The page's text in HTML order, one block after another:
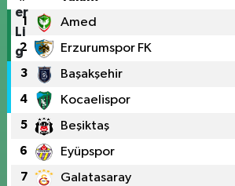
1 Amed
2 Erzurumspor FK
3 Başakşehir
4 Kocaelispor
5 Beşiktaş
6 Eyüpspor
7 Galatasaray